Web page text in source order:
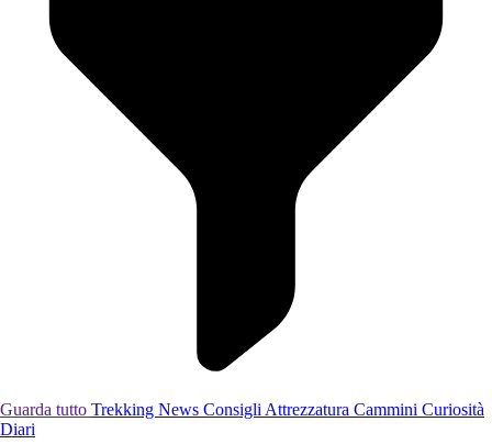
Guarda tutto Trekking News Consigli Attrezzatura Cammini Curiosità
Diari